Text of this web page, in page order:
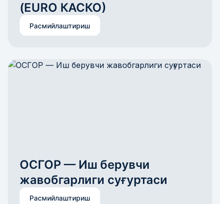
(EURO КАСКО)
Расмийлаштириш
ОСГОР — Иш берувчи
жавобгарлиги суғуртаси
Расмийлаштириш